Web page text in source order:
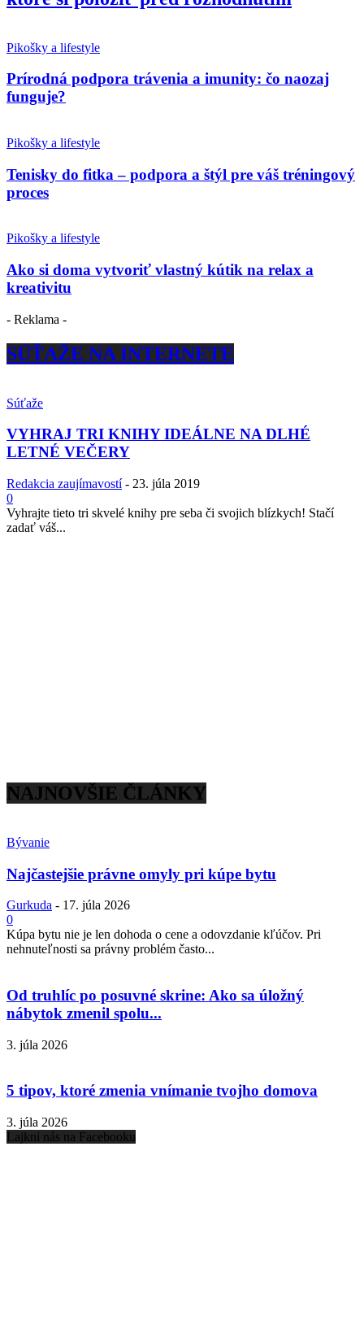
Pikošky a lifestyle
Prírodná podpora trávenia a imunity: čo naozaj
funguje?
Pikošky a lifestyle
Tenisky do fitka – podpora a štýl pre váš tréningový
proces
Pikošky a lifestyle
Ako si doma vytvoriť vlastný kútik na relax a
kreativitu
- Reklama -
SÚŤAŽE NA INTERNETE
Súťaže
VYHRAJ TRI KNIHY IDEÁLNE NA DLHÉ
LETNÉ VEČERY
Redakcia zaujímavostí - 23. júla 2019
0
Vyhrajte tieto tri skvelé knihy pre seba či svojich blízkych! Stačí
zadať váš...
NAJNOVŠIE ČLÁNKY
Bývanie
Najčastejšie právne omyly pri kúpe bytu
Gurkuda - 17. júla 2026
0
Kúpa bytu nie je len dohoda o cene a odovzdanie kľúčov. Pri
nehnuteľnosti sa právny problém často...
Od truhlíc po posuvné skrine: Ako sa úložný
nábytok zmenil spolu...
3. júla 2026
5 tipov, ktoré zmenia vnímanie tvojho domova
3. júla 2026
Lajkni nás na Facebooku